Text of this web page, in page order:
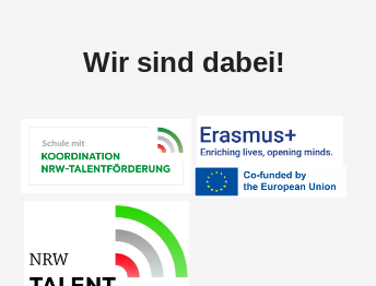
Wir sind dabei!